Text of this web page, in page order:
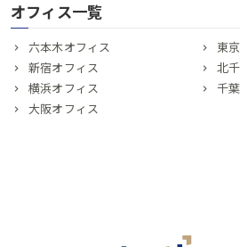
オフィス一覧
六本木オフィス
東
新宿オフィス
北
横浜オフィス
千
大阪オフィス